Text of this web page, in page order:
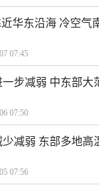
近华东沿海 冷空气
07:45
步减弱 中东部
07:50
减弱 东部多地高
07:56